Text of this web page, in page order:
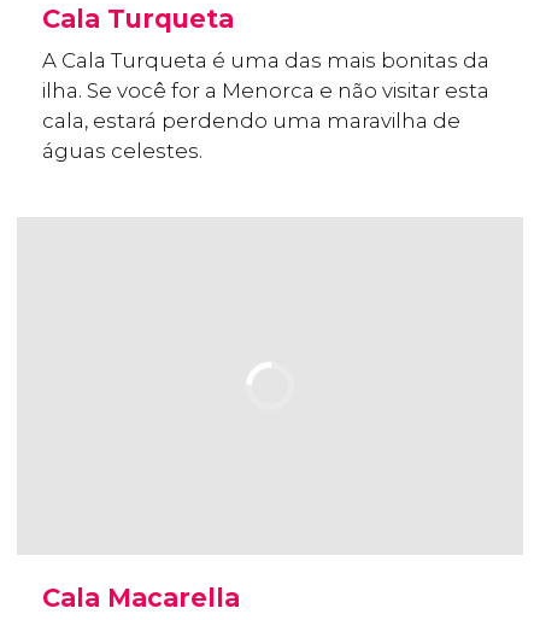
Cala Turqueta
A Cala Turqueta é uma das mais bonitas da
ilha. Se você for a Menorca e não visitar esta
cala, estará perdendo uma maravilha de
águas celestes.
Cala Macarella